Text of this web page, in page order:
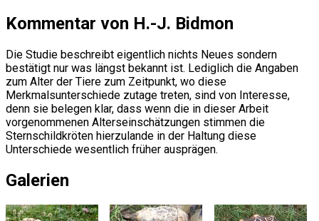
Kommentar von H.-J. Bidmon
Die Studie beschreibt eigentlich nichts Neues sondern
bestätigt nur was längst bekannt ist. Lediglich die Angaben
zum Alter der Tiere zum Zeitpunkt, wo diese
Merkmalsunterschiede zutage treten, sind von Interesse,
denn sie belegen klar, dass wenn die in dieser Arbeit
vorgenommenen Alterseinschätzungen stimmen die
Sternschildkröten hierzulande in der Haltung diese
Unterschiede wesentlich früher ausprägen.
Galerien